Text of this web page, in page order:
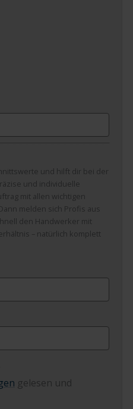
und hilft dir bei der
und individuelle
mit allen wichtigen
melden sich Profis aus
den Handwerker mit
– natürlich komplett
gelesen und